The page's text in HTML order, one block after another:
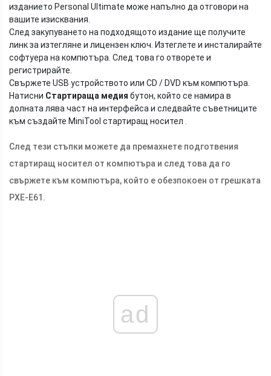
изданието Personal Ultimate може напълно да отговори на
вашите изисквания.
След закупуването на подходящото издание ще получите
линк за изтегляне и лицензен ключ. Изтеглете и инсталирайте
софтуера на компютъра. След това го отворете и
регистрирайте.
Свържете USB устройството или CD / DVD към компютъра.
Натисни Стартираща медия бутон, който се намира в
долната лява част на интерфейса и следвайте съветниците
към създайте MiniTool стартиращ носител .
След тези стъпки можете да премахнете подготвения
стартиращ носител от компютъра и след това да го
свържете към компютъра, който е обезпокоен от грешката
PXE-E61.
ad